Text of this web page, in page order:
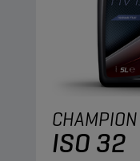
CHAMPION
ISO 32